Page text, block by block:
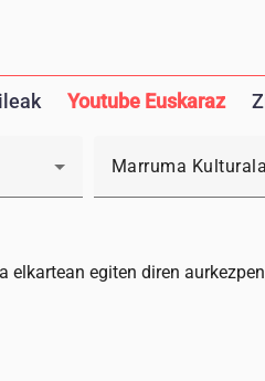
Youtube Euskaraz
Marruma
elkartean egiten diren